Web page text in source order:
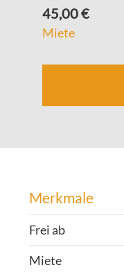
45,00 €
Miete
Merkmale
Frei ab
Miete